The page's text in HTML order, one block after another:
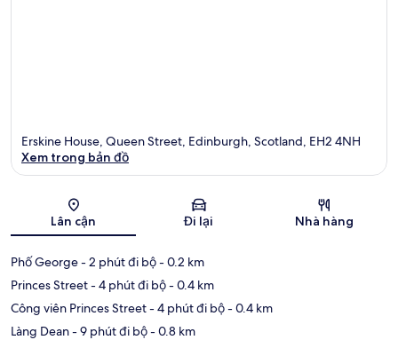
Bản đồ
Erskine House, Queen Street, Edinburgh, Scotland, EH2 4NH
Xem trong bản đồ
Lân cận Đi lại Nhà hàng
Phố George- 2 phút đi bộ- 0.2 km
Princes Street- 4 phút đi bộ- 0.4 km
Công viên Princes Street- 4 phút đi bộ- 0.4 km
Làng Dean- 9 phút đi bộ- 0.8 km